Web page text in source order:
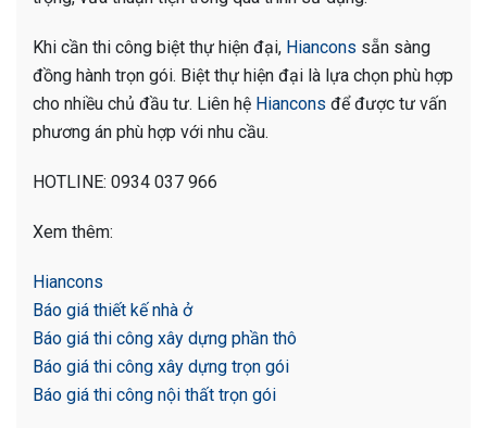
Khi cần thi công biệt thự hiện đại, Hiancons sẵn sàng
đồng hành trọn gói. Biệt thự hiện đại là lựa chọn phù hợp
cho nhiều chủ đầu tư. Liên hệ Hiancons để được tư vấn
phương án phù hợp với nhu cầu.
HOTLINE: 0934 037 966
Xem thêm:
Hiancons
Báo giá thiết kế nhà ở
Báo giá thi công xây dựng phần thô
Báo giá thi công xây dựng trọn gói
Báo giá thi công nội thất trọn gói